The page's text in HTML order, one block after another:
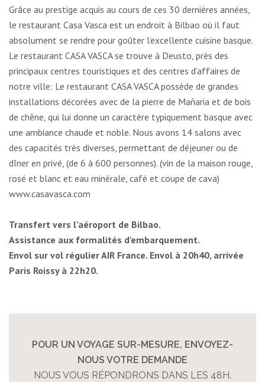
Grâce au prestige acquis au cours de ces 30 dernières années,
le restaurant Casa Vasca est un endroit à Bilbao où il faut
absolument se rendre pour goûter l’excellente cuisine basque.
Le restaurant CASA VASCA se trouve à Deusto, près des
principaux centres touristiques et des centres d’affaires de
notre ville: Le restaurant CASA VASCA possède de grandes
installations décorées avec de la pierre de Mañaria et de bois
de chêne, qui lui donne un caractère typiquement basque avec
une ambiance chaude et noble. Nous avons 14 salons avec
des capacités très diverses, permettant de déjeuner ou de
dîner en privé, (de 6 à 600 personnes). (vin de la maison rouge,
rosé et blanc et eau minérale, café et coupe de cava)
www.casavasca.com
Transfert vers l’aéroport de Bilbao.
Assistance aux formalités d’embarquement.
Envol sur vol régulier AIR France. Envol à 20h40, arrivée
Paris Roissy à 22h20.
POUR UN VOYAGE SUR-MESURE, ENVOYEZ-
NOUS VOTRE DEMANDE
NOUS VOUS RÉPONDRONS DANS LES 48H.